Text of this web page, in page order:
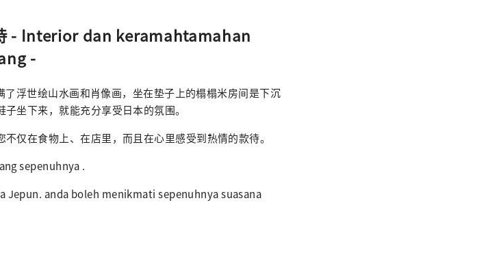
- Interior dan keramahtamahan
-
浮世绘山水画和肖像画，坐在垫子上的榻榻米房间是下沉
坐下来，就能充分享受日本的氛围。
仅在食物上、在店里，而且在心里感受到热情的款待。
sepenuhnya .
Jepun. anda boleh menikmati sepenuhnya suasana